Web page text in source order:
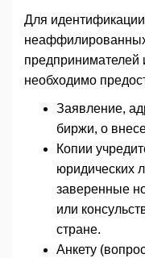
Для
предпринимателей
необходимо
Заявление,
биржи, о
Копии
юридических
заверенные
или
стране.
Анкету